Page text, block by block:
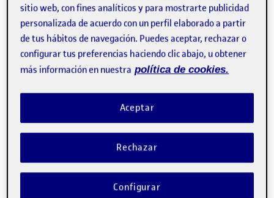
sitio web, con fines analíticos y para mostrarte publicidad
personalizada de acuerdo con un perfil elaborado a partir
de tus hábitos de navegación. Puedes aceptar, rechazar o
configurar tus preferencias haciendo clic abajo, u obtener
más información en nuestra política de cookies.
Rechazar
Aceptar
Configurar